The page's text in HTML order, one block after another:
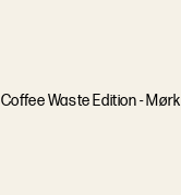
Coffee Waste Edition - Mørk